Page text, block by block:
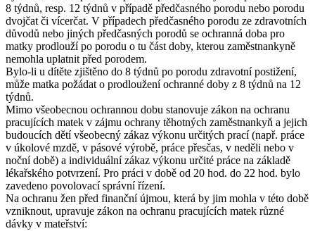
8 týdnů, resp. 12 týdnů v případě předčasného porodu nebo porodu
dvojčat či vícerčat. V případech předčasného porodu ze zdravotních
důvodů nebo jiných předčasných porodů se ochranná doba pro
matky prodlouží po porodu o tu část doby, kterou zaměstnankyně
nemohla uplatnit před porodem.
Bylo-li u dítěte zjištěno do 8 týdnů po porodu zdravotní postižení,
může matka požádat o prodloužení ochranné doby z 8 týdnů na 12
týdnů.
Mimo všeobecnou ochrannou dobu stanovuje zákon na ochranu
pracujících matek v zájmu ochrany těhotných zaměstnankyň a jejich
budoucích dětí všeobecný zákaz výkonu určitých prací (např. práce
v úkolové mzdě, v pásové výrobě, práce přesčas, v neděli nebo v
noční době) a individuální zákaz výkonu určité práce na základě
lékařského potvrzení. Pro práci v době od 20 hod. do 22 hod. bylo
zavedeno povolovací správní řízení.
Na ochranu žen před finanční újmou, která by jim mohla v této době
vzniknout, upravuje zákon na ochranu pracujících matek různé
dávky v mateřství: